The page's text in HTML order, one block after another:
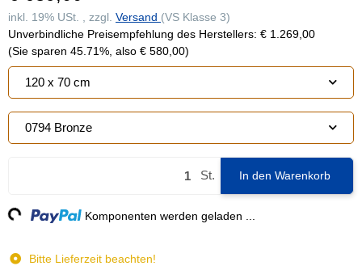
inkl. 19% USt. , zzgl. Versand (VS Klasse 3)
Unverbindliche Preisempfehlung des Herstellers: € 1.269,00
(Sie sparen 45.71% , also € 580,00)
120 x 70 cm
0794 Bronze
St. In den Warenkorb
Komponenten werden geladen ...
Bitte Lieferzeit beachten!